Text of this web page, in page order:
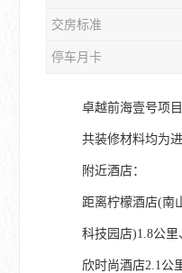
交房标准
停车月卡
卓越前海壹号项
共装修材料均为
附近酒店：
距离柠檬酒店(南
科技园店)1.8公
欣时尚酒店2.1公